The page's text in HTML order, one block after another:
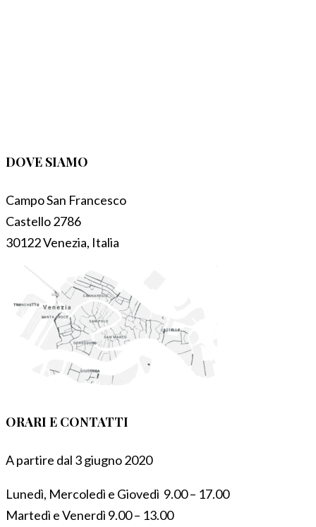
DOVE SIAMO
Campo San Francesco
Castello 2786
30122 Venezia, Italia
ORARI E CONTATTI
A partire dal 3 giugno 2020
Lunedì, Mercoledì e Giovedì 9.00 – 17.00
Martedì e Venerdì 9.00 – 13.00